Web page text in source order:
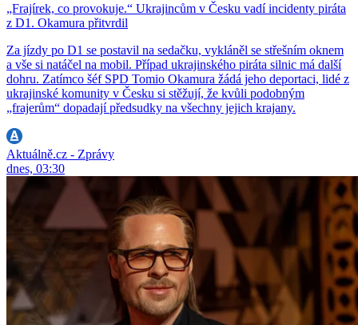
„Frajírek, co provokuje.“ Ukrajincům v Česku vadí incidenty piráta
z D1. Okamura přitvrdil
Za jízdy po D1 se postavil na sedačku, vykláněl se střešním oknem
a vše si natáčel na mobil. Případ ukrajinského piráta silnic má další
dohru. Zatímco šéf SPD Tomio Okamura žádá jeho deportaci, lidé z
ukrajinské komunity v Česku si stěžují, že kvůli podobným
„frajerům“ dopadají předsudky na všechny jejich krajany.
Aktuálně.cz - Zprávy
dnes, 03:30